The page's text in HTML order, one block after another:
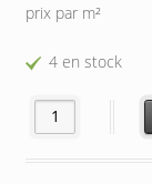
prix par m²
4 en stock
quantité de